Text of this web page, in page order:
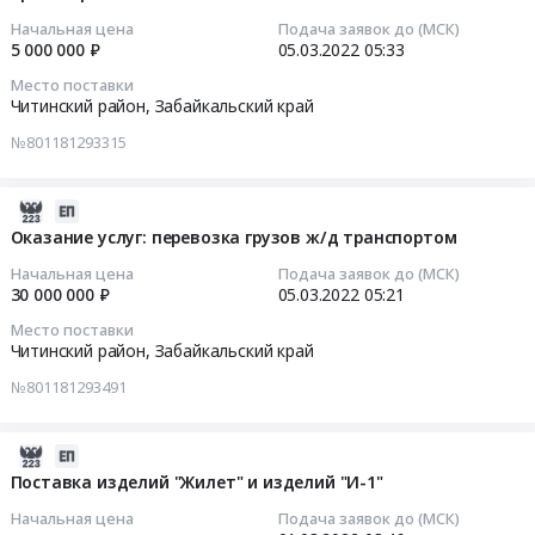
85РМ.
Начальная цена
5 000 000 ₽
Подача заявок до (МСК)
05.03.2022 05:33
Место поставки
Читинский район, Забайкальский край
№801181293315
Оказание услуг: перевозка грузов ж/д транспортом
Начальная цена
30 000 000 ₽
Подача заявок до (МСК)
05.03.2022 05:21
Место поставки
Читинский район, Забайкальский край
№801181293491
Поставка изделий "Жилет" и изделий "И-1"
Начальная цена Подача заявок до (МСК)